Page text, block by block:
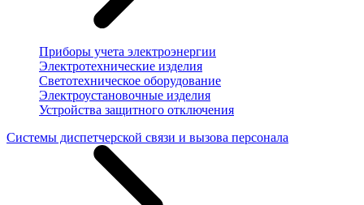
Приборы учета электроэнергии
Электротехнические изделия
Светотехническое оборудование
Электроустановочные изделия
Устройства защитного отключения
Системы диспетчерской связи и вызова персонала